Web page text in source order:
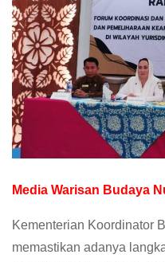
Media Warisan Budaya
Kementerian Koordinator
memastikan adanya